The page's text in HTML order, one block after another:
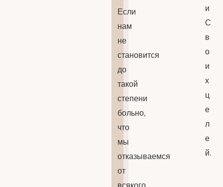
Если
нам
не
становится
до
такой
степени
больно,
что
мы
отказываемся
от
всякого
и
С
в
о
и
х
ц
е
л
е
й.